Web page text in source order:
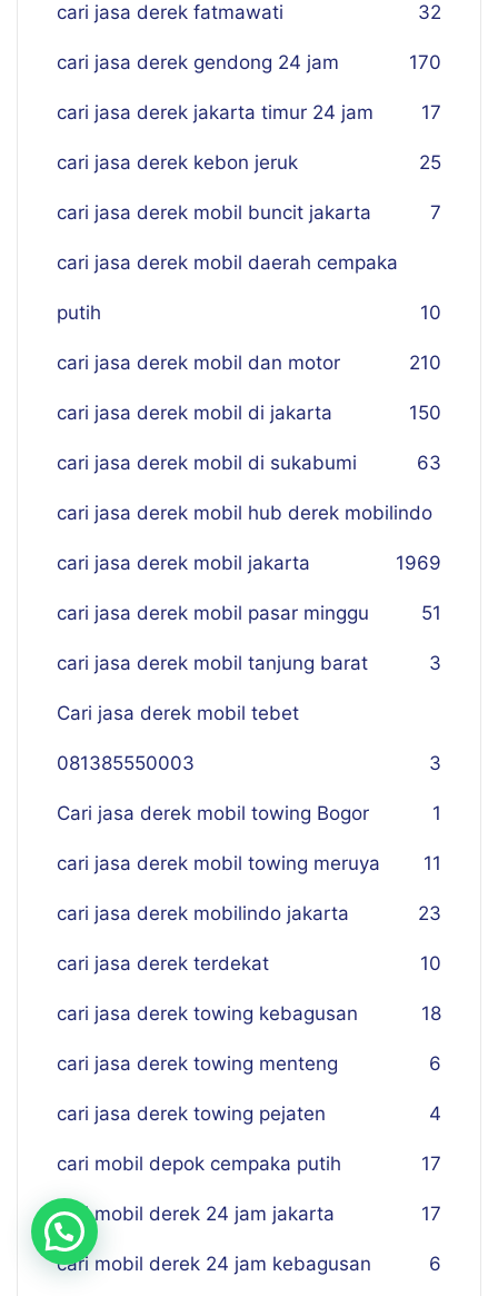
cari jasa derek fatmawati 32
cari jasa derek gendong 24 jam 170
cari jasa derek jakarta timur 24 jam 17
cari jasa derek kebon jeruk 25
cari jasa derek mobil buncit jakarta 7
cari jasa derek mobil daerah cempaka
putih 10
cari jasa derek mobil dan motor 210
cari jasa derek mobil di jakarta 150
cari jasa derek mobil di sukabumi 63
cari jasa derek mobil hub derek mobilindo
69
cari jasa derek mobil jakarta 19
cari jasa derek mobil pasar minggu 51
cari jasa derek mobil tanjung barat 3
Cari jasa derek mobil tebet
081385550003 3
Cari jasa derek mobil towing Bogor 1
cari jasa derek mobil towing meruya 11
cari jasa derek mobilindo jakarta 23
cari jasa derek terdekat 10
cari jasa derek towing kebagusan 18
cari jasa derek towing menteng 6
cari jasa derek towing pejaten 4
cari mobil depok cempaka putih 17
cari mobil derek 24 jam jakarta 17
cari mobil derek 24 jam kebagusan 6